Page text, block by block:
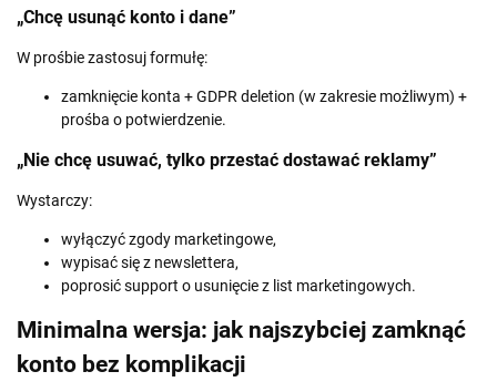
„Chcę usunąć konto i dane”
W prośbie zastosuj formułę:
zamknięcie konta + GDPR deletion (w zakresie możliwym) +
prośba o potwierdzenie.
„Nie chcę usuwać, tylko przestać dostawać reklamy”
Wystarczy:
wyłączyć zgody marketingowe,
wypisać się z newslettera,
poprosić support o usunięcie z list marketingowych.
Minimalna wersja: jak najszybciej zamknąć
konto bez komplikacji